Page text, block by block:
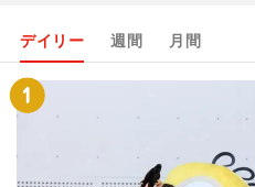
デイリー 週間 月間